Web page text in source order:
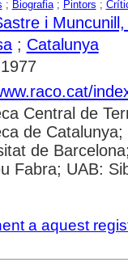
; Biografia; Pintors ;
i
; Catalunya
Central de
de
de
Fabra; UAB:
a aquest